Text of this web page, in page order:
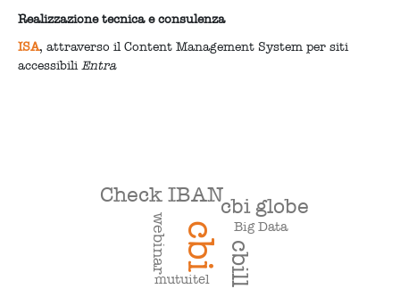
Realizzazione tecnica e consulenza
ISA, attraverso il Content Management System per siti
accessibiliEntra
cbi cbill
cbi globe
Check IBAN
webinar
mutuitel
Big Data